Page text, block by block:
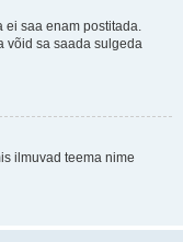
ei saa enam postitada.
võid sa saada sulgeda
ilmuvad teema nime